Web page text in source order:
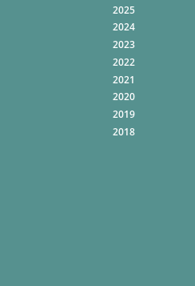
2025
2024
2023
2022
2021
2020
2019
2018